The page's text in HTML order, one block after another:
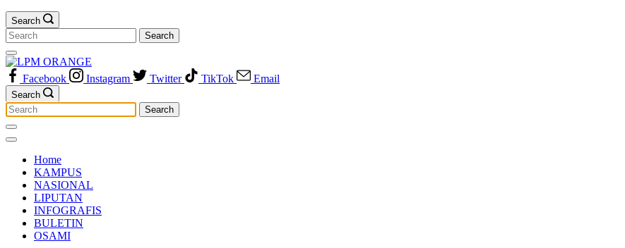
Search
Search
for:
Facebook Instagram Twitter TikTok Email
Search
Search
for:
Home
KAMPUS
NASIONAL
LIPUTAN
INFOGRAFIS
BULETIN
OSAMI